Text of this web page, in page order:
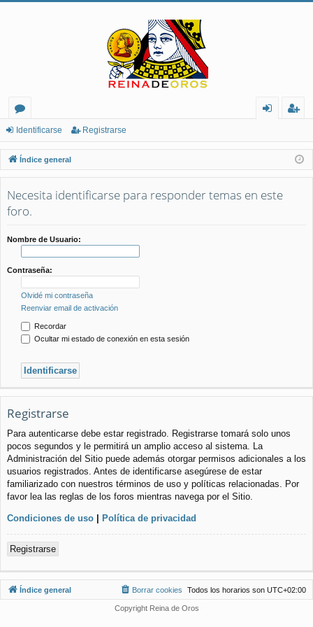
or
os
nt
ifi
ca
ist
ra
Identificarse Registrarse
Índice general
Necesita identificarse para responder temas en este
foro.
Nombre de Usuario:
Contraseña:
Olvidé mi contraseña
Reenviar email de activación
Recordar
Ocultar mi estado de conexión en esta sesión
Registrarse
Para autenticarse debe estar registrado. Registrarse tomará solo unos
pocos segundos y le permitirá un amplio acceso al sistema. La
Administración del Sitio puede además otorgar permisos adicionales a los
usuarios registrados. Antes de identificarse asegúrese de estar
familiarizado con nuestros términos de uso y políticas relacionadas. Por
favor lea las reglas de los foros mientras navega por el Sitio.
Condiciones de uso | Política de privacidad
Registrarse
Índice general Todos los horarios son UTC+02:00
Borrar cookies
Copyright Reina de Oros